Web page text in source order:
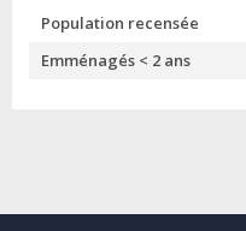
Population recensée
Emménagés < 2 ans